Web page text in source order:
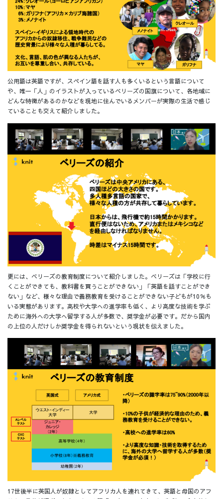
公用語は英語ですが、スペイン語を話す人も多くいるという言語について
や、唯一「人」のイラストが入っているベリーズの国旗について、各地域に
どんな特徴があるのかなどを現地に住んでいるメンバーが実際の生活で感じ
ていることも交えて紹介しました。
更には、ベリーズの教育制度について紹介しました。ベリーズは「学校に行
くことができても、教科書を買うことができない」「英語を話すことができ
ない」など、様々な理由で義務教育を受けることができない子どもが10％も
いる実態があります。高校や大学への進学率も低く、より高度な技術を学ぶ
ために海外への大学へ留学する人が多数で、奨学金が必要です。だから国内
の上位の人だけしか奨学金を得られないという現状を伝えました。
17世後半に英国人が奴隷としてアフリカ人を連れてきて、英語と母国のアフ